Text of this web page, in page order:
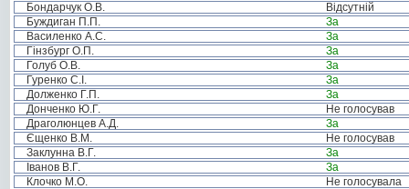
Бондарчук О.В.
Відсутній
Буждиган П.П.
За
Василенко А.С.
За
Гінзбург О.П.
За
Голуб О.В.
За
Гуренко С.І.
За
Долженко Г.П.
За
Донченко Ю.Г.
Не голосував
Драголюнцев А.Д.
За
Єщенко В.М.
Не голосував
Заклунна В.Г.
За
Іванов В.Г.
За
Клочко М.О.
Не голосувала